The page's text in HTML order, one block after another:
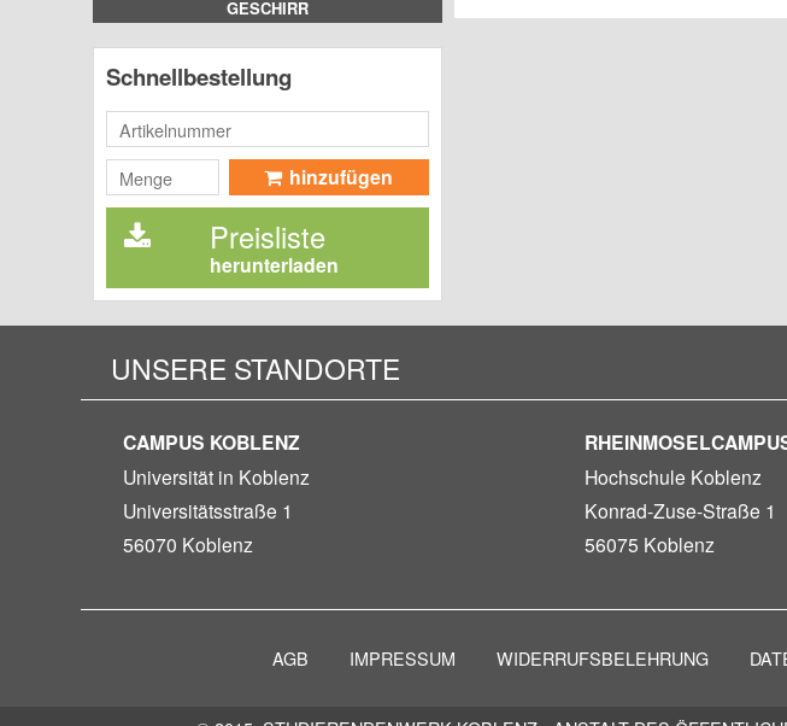
GESCHIRR
Schnellbestellung
hinzufügen
Preisliste
herunterladen
UNSERE STANDORTE
CAMPUS KOBLENZ
Universität in Koblenz
Universitätsstraße 1
56070 Koblenz
Hochschule Koblenz
Konrad-Zuse-Straße 1
56075 Koblenz
AGB IMPRESSUM WIDERRUFSBELEHRUNG